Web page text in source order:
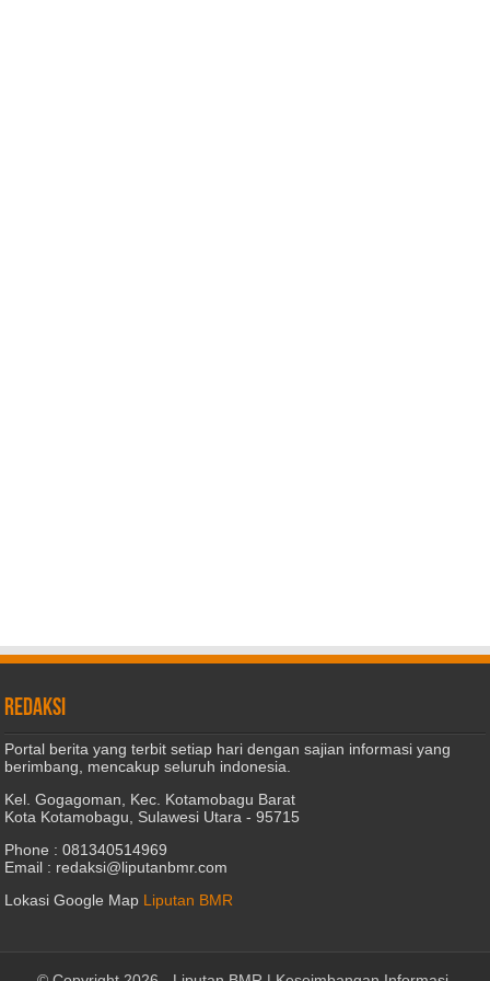
REDAKSI
Portal berita yang terbit setiap hari dengan sajian informasi yang
berimbang, mencakup seluruh indonesia.
Kel. Gogagoman, Kec. Kotamobagu Barat
Kota Kotamobagu, Sulawesi Utara - 95715
Phone : 081340514969
Email : redaksi@liputanbmr.com
Lokasi Google Map Liputan BMR